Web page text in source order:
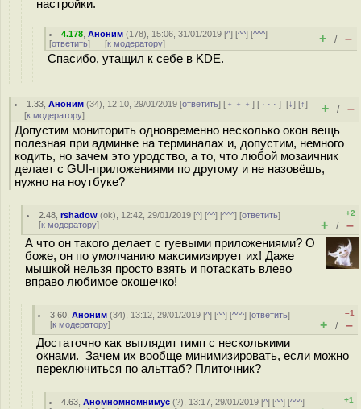
настройки.
4.178 ,Аноним (178), 15:06, 31/01/2019 [^] [^^] [^^^]
[ответить] [к модератору] + / –
Спасибо, утащил к себе в KDE.
1.33 ,Аноним (34), 12:10, 29/01/2019 [ответить] [ ﹢﹢﹢] [ · · ·][↓] [↑]
[к модератору] + / –
Допустим мониторить одновременно несколько окон вещь
полезная при админке на терминалах и, допустим, немного
кодить, но зачем это уродство, а то, что любой мозаичник
делает с GUI-приложениями по другому и не назовёшь,
нужно на ноутбуке?
2.48 ,rshadow (ok), 12:42, 29/01/2019 [^] [^^] [^^^] [ответить]
[к модератору]
+2
+ / –
А что он такого делает с гуевыми приложениями? О
боже, он по умолчанию максимизирует их! Даже
мышкой нельзя просто взять и потаскать влево
вправо любимое окошечко!
3.60 ,Аноним (34), 13:12, 29/01/2019 [^] [^^] [^^^] [ответить]
[к модератору]
–1
+ / –
Достаточно как выглядит гимп с несколькими
окнами. Зачем их вообще минимизировать, если можно
переключиться по альттаб? Плиточник?
4.63 ,Аномномномнимус (?), 13:17, 29/01/2019 [^] [^^] [^^^]
+1